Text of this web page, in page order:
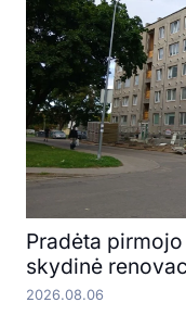
Pradėta
skydinė
2026.08.06